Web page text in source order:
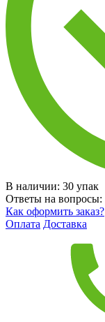
В наличии: 30 упак
Ответы на вопросы:
Как оформить заказ?
Оплата Доставка